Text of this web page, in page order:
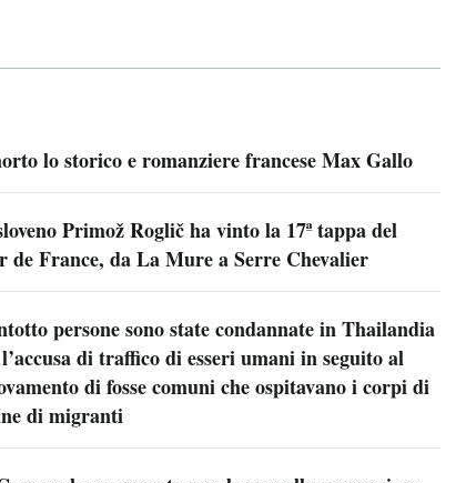
lo storico e romanziere francese Max Gallo
Primož Roglič ha vinto la 17ª tappa del
de France, da La Mure a Serre Chevalier
persone sono state condannate in Thailandia
di traffico di esseri umani in seguito al
di fosse comuni che ospitavano i corpi di
di migranti